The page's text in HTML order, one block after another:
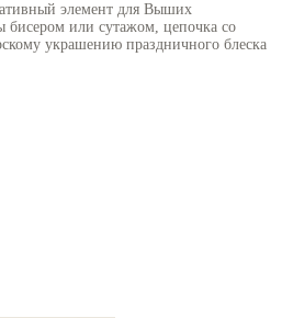
элемент для Выших
или сутажом, цепочка со
украшению праздничного блеска